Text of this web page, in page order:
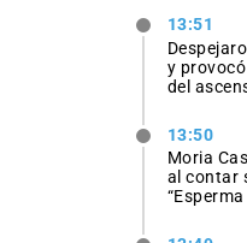
13:51
y
del
13:50
Moria
al contar